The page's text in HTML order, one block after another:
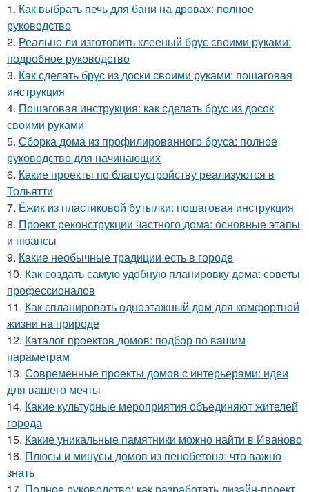
1. Как выбрать печь для бани на дровах: полное
руководство
2. Реально ли изготовить клееный брус своими руками:
подробное руководство
3. Как сделать брус из доски своими руками: пошаговая
инструкция
4. Пошаговая инструкция: как сделать брус из досок
своими руками
5. Сборка дома из профилированного бруса: полное
руководство для начинающих
6. Какие проекты по благоустройству реализуются в
Тольятти
7. Ёжик из пластиковой бутылки: пошаговая инструкция
8. Проект реконструкции частного дома: основные этапы
и нюансы
9. Какие необычные традиции есть в городе
10. Как создать самую удобную планировку дома: советы
профессионалов
11. Как спланировать одноэтажный дом для комфортной
жизни на природе
12. Каталог проектов домов: подбор по вашим
параметрам
13. Современные проекты домов с интерьерами: идеи
для вашего мечты
14. Какие культурные мероприятия объединяют жителей
города
15. Какие уникальные памятники можно найти в Иваново
16. Плюсы и минусы домов из пенобетона: что важно
знать